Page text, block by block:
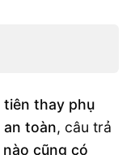
tiên thay phụ
toàn, câu trả
cũng có